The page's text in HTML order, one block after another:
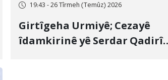
19:43 - 26 Tîrmeh (Temûz) 2026
Girtîgeha Urmiyê; Cezayê
îdamkirinê yê Serdar Qadirî